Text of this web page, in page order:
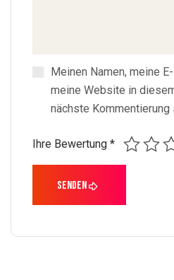
Meinen Namen, meine
meine Website in
nächste Kommentierung
Ihre Bewertung *